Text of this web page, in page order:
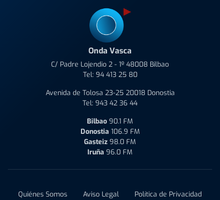
Onda Vasca
C/ Padre Lojendio 2 - 1º 48008 Bilbao
Tel: 94 413 25 80
Avenida de Tolosa 23-25 20018 Donostia
Tel: 943 42 36 44
Bilbao 90.1 FM
Donostia 106.9 FM
Gasteiz 98.0 FM
Iruña 96.0 FM
Quiénes Somos Aviso Legal
Política de Privacidad